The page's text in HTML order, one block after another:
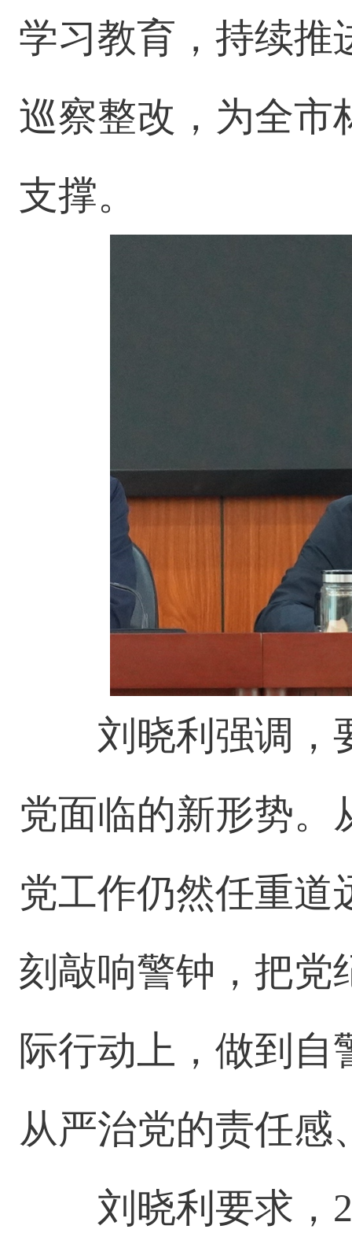
学习教育，持续推
巡察整改，为全市
支撑。
刘晓利强调，
党面临的新形势。
党工作仍然任重道
刻敲响警钟，把党
际行动上，做到自
从严治党的责任感
刘晓利要求，